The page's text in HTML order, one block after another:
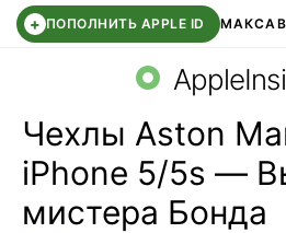
+ ПОПОЛНИТЬ APPLE ID МАКС
СБЕР КИДС ВТБ ОНЛАЙН
Чехлы Aston
iPhone 5/5s —
мистера Бонда